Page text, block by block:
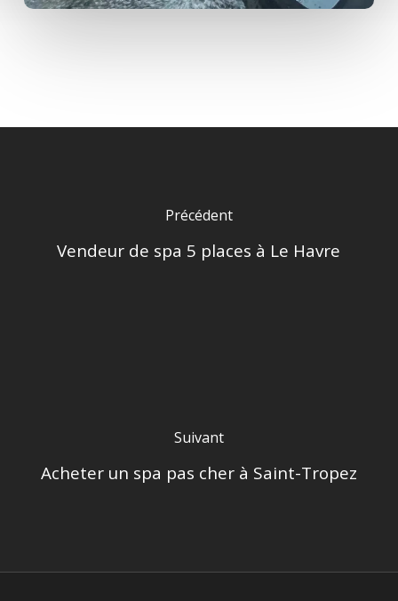
Précédent
Vendeur de spa 5 places à Le Havre
Suivant
Acheter un spa pas cher à Saint-Tropez